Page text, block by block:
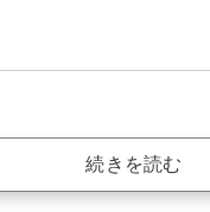
続きを読む